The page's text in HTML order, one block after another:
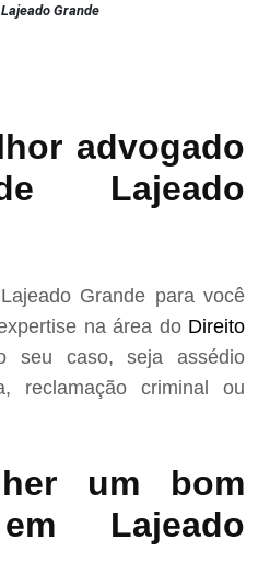
Grande
advogado
Lajeado
Grande para você
na área do Direito
seu caso, seja assédio
reclamação criminal ou
um bom
Lajeado